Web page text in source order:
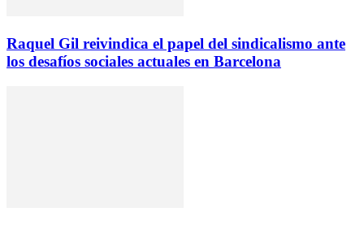
Raquel Gil reivindica el papel del sindicalismo ante
los desafíos sociales actuales en Barcelona